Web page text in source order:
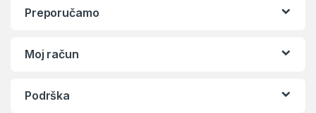
Preporučamo
Moj račun
Podrška